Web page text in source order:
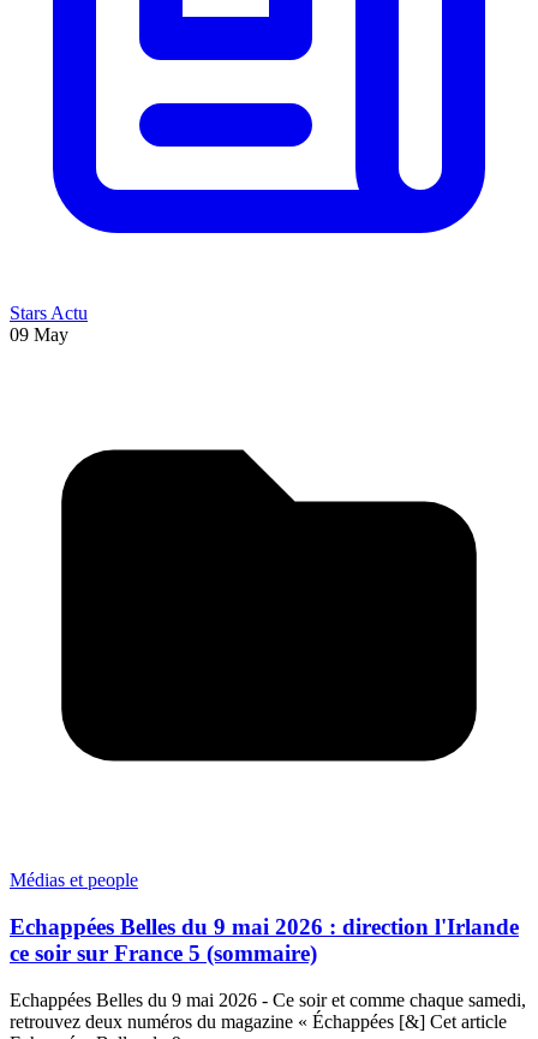
Stars Actu
09 May
Médias et people
Echappées Belles du 9 mai 2026 : direction l'Irlande
ce soir sur France 5 (sommaire)
Echappées Belles du 9 mai 2026 - Ce soir et comme chaque samedi,
retrouvez deux numéros du magazine « Échappées [&] Cet article